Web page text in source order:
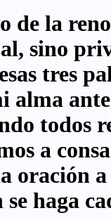
de la
sino
tres
alma
todos
a
oración
haga